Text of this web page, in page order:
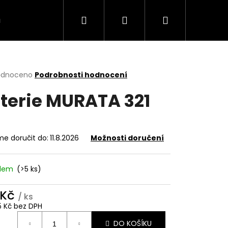
Hledat PřihlášeníNákupní
Podrobnosti hodnocení
MURATA 321
doručit do:11.8.2026 Možnosti doručení
(>5 ks)
/ ks
Kč bez DPH
DO KOŠÍKU